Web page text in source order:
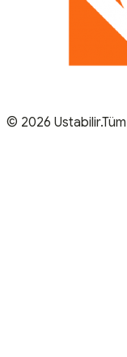
© 2026 Ustabilir.Tüm